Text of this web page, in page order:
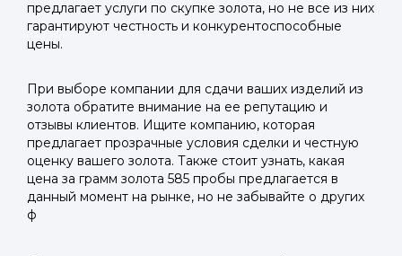
предлагает услуги по скупке золота, но не все из них
гарантируют честность и конкурентоспособные
цены.
При выборе компании для сдачи ваших изделий из
золота обратите внимание на ее репутацию и
отзывы клиентов. Ищите компанию, которая
предлагает прозрачные условия сделки и честную
оценку вашего золота. Также стоит узнать, какая
цена за грамм золота 585 пробы предлагается в
данный момент на рынке, но не забывайте о других
ф